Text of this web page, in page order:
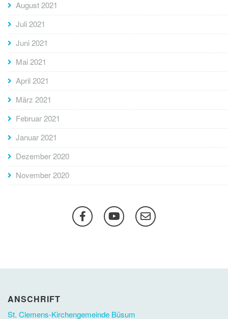
August 2021
Juli 2021
Juni 2021
Mai 2021
April 2021
März 2021
Februar 2021
Januar 2021
Dezember 2020
November 2020
ANSCHRIFT
St. Clemens-Kirchengemeinde Büsum